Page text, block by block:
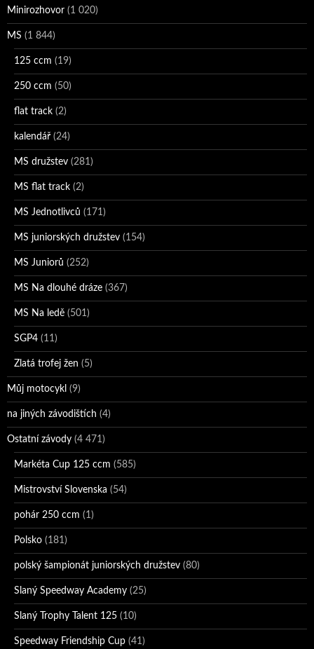
Minirozhovor (1 020)
MS (1 844)
125 ccm (19)
250 ccm (50)
flat track (2)
kalendář (24)
MS družstev (281)
MS flat track (2)
MS Jednotlivců (171)
MS juniorských družstev (154)
MS Juniorů (252)
MS Na dlouhé dráze (367)
MS Na ledě (501)
SGP4 (11)
Zlatá trofej žen (5)
Můj motocykl (9)
na jiných závodištích (4)
Ostatní závody (4 471)
Markéta Cup 125 ccm (585)
Mistrovství Slovenska (54)
pohár 250 ccm (1)
Polsko (181)
polský šampionát juniorských družstev (80)
Slaný Speedway Academy (25)
Slaný Trophy Talent 125 (10)
Speedway Friendship Cup (41)